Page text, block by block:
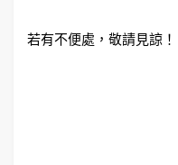
若有不便處，敬請見諒！